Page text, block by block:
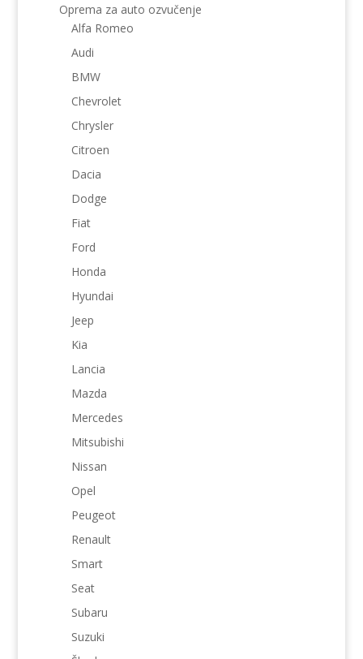
Oprema za auto ozvučenje
Alfa Romeo
Audi
BMW
Chevrolet
Chrysler
Citroen
Dacia
Dodge
Fiat
Ford
Honda
Hyundai
Jeep
Kia
Lancia
Mazda
Mercedes
Mitsubishi
Nissan
Opel
Peugeot
Renault
Smart
Seat
Subaru
Suzuki